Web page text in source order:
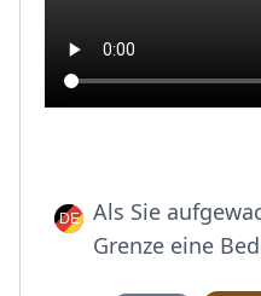
Als Sie
Grenze eine